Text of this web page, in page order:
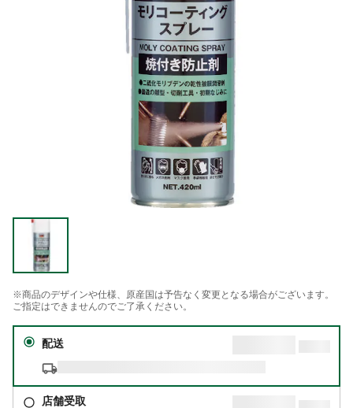
※商品のデザインや仕様、原産国は予告なく変更となる場合がございます。
ご指定はできませんのでご了承ください。
配送
店舗受取